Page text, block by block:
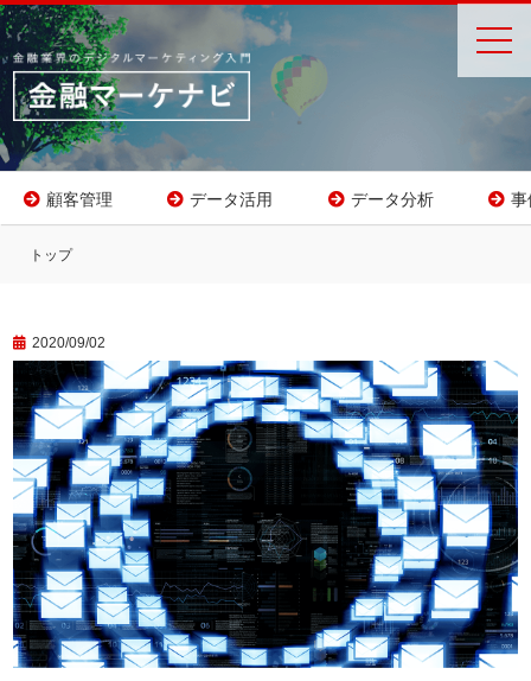
顧客管理 データ活用 データ分析 事
トップ
2020/09/02